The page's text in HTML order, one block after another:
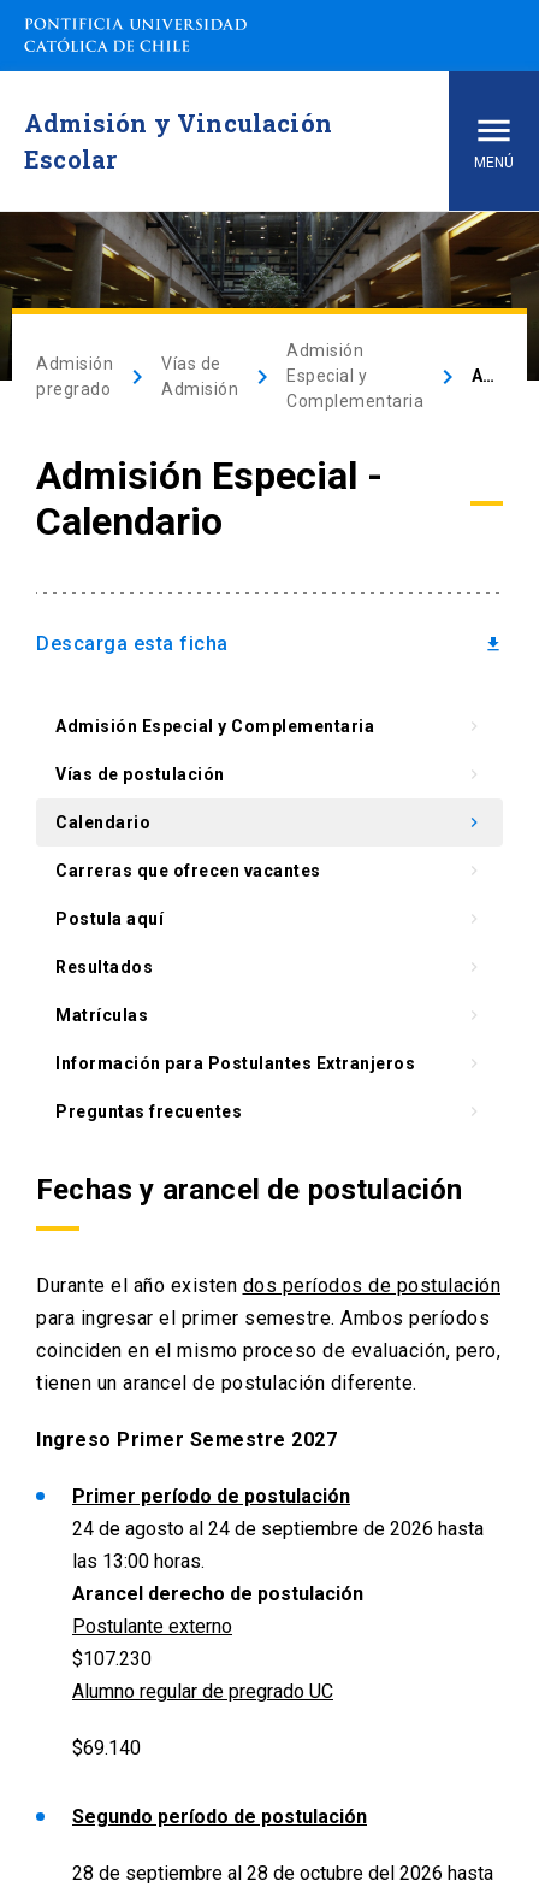
Admisión y Vinculación
Escolar
MENÚ
Inicio
Carreras de pregrado
Vías de Admisión arrow_drop_down
Financiamiento y Matrícula arrow_drop_down
Admisión Postgrado
Admisión
pregrado
keyboard_arrow_right
Vías de
Admisión
keyboard_arrow_right
Admisión
Especial y
Complementaria
keyboard_arrow_right Admisión Especial – Calendario
Admisión Especial -
Calendario
Descarga esta ficha download
Admisión Especial y Complementaria keyboard_arrow_right
Vías de postulación keyboard_arrow_right
Calendario keyboard_arrow_right
Carreras que ofrecen vacantes keyboard_arrow_right
Postula aquí keyboard_arrow_right
Resultados keyboard_arrow_right
Matrículas keyboard_arrow_right
Información para Postulantes Extranjeros keyboard_arrow_right
Preguntas frecuentes keyboard_arrow_right
Fechas y arancel de postulación
Durante el año existen dos períodos de postulación
para ingresar el primer semestre. Ambos períodos
coinciden en el mismo proceso de evaluación, pero,
tienen un arancel de postulación diferente.
Ingreso Primer Semestre 2027
Primer período de postulación
24 de agosto al 24 de septiembre de 2026 hasta
las 13:00 horas.
Arancel derecho de postulación
Postulante externo
$107.230
Alumno regular de pregrado UC
$69.140
Segundo período de postulación
28 de septiembre al 28 de octubre del 2026 hasta